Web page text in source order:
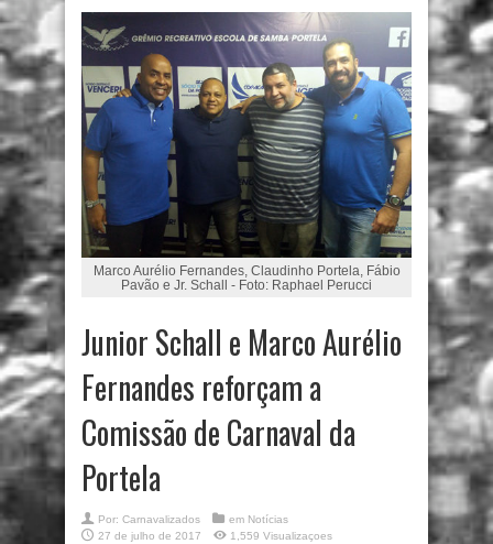
Marco Aurélio Fernandes, Claudinho Portela, Fábio
Pavão e Jr. Schall - Foto: Raphael Perucci
Junior Schall e Marco Aurélio
Fernandes reforçam a
Comissão de Carnaval da
Portela
Por: Carnavalizados em Notícias
27 de julho de 2017
1,559 Visualizaçoes